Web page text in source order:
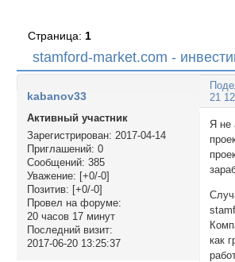
stamford-market.com -
Страница: 1
21
kabanov33
Активный участник
Зарегистрирован: 2017-04-14
Приглашений: 0
Сообщений: 385
Уважение: [+0/-0]
Позитив: [+0/-0]
Провел на форуме:
20 часов 17 минут
Последний визит:
2017-06-20 13:25:37
Я не
как